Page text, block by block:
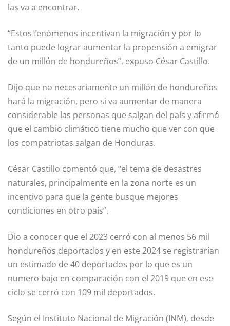
las va a encontrar.
“Estos fenómenos incentivan la migración y por lo
tanto puede lograr aumentar la propensión a emigrar
de un millón de hondureños”, expuso César Castillo.
Dijo que no necesariamente un millón de hondureños
hará la migración, pero si va aumentar de manera
considerable las personas que salgan del país y afirmó
que el cambio climático tiene mucho que ver con que
los compatriotas salgan de Honduras.
César Castillo comentó que, “el tema de desastres
naturales, principalmente en la zona norte es un
incentivo para que la gente busque mejores
condiciones en otro país”.
Dio a conocer que el 2023 cerró con al menos 56 mil
hondureños deportados y en este 2024 se registrarían
un estimado de 40 deportados por lo que es un
numero bajo en comparación con el 2019 que en ese
ciclo se cerró con 109 mil deportados.
Según el Instituto Nacional de Migración (INM), desde